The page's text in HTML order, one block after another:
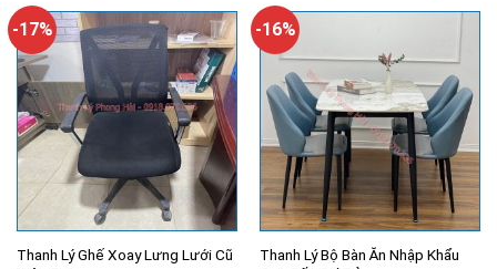
960,000₫.
-17%
Thanh Lý Ghế Xoay Lưng Lưới Cũ
-16%
Thanh Lý Bộ Bàn Ăn Nhập Khẩu